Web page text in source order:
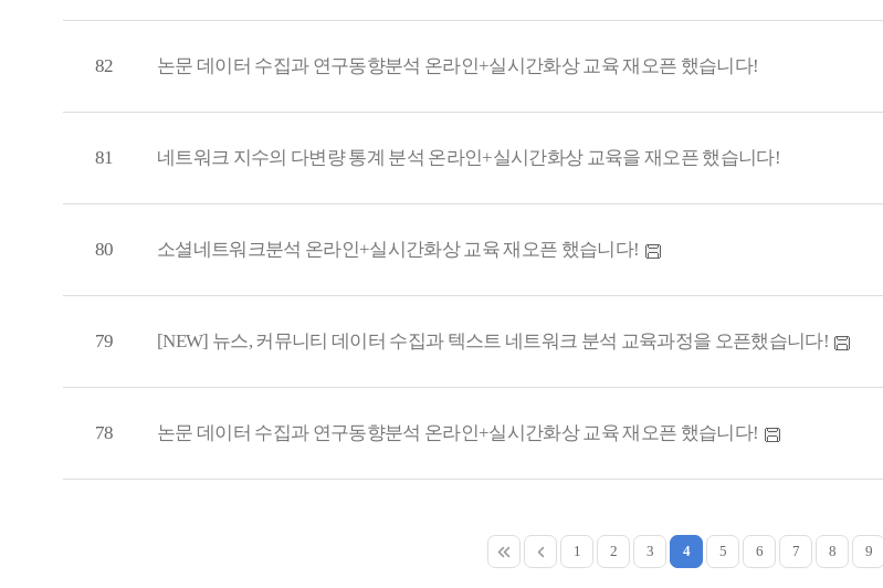
82 논문 데이터 수집과 연구동향분석 온라인+실시간화상 교육 재오픈 했습니다!
81 네트워크 지수의 다변량 통계 분석 온라인+실시간화상 교육을 재오픈 했습니다!
80 소셜네트워크분석 온라인+실시간화상 교육 재오픈 했습니다!
79 [NEW] 뉴스, 커뮤니티 데이터 수집과 텍스트 네트워크 분석 교육과정을 오픈했습니다!
78 논문 데이터 수집과 연구동향분석 온라인+실시간화상 교육 재오픈 했습니다!
1 2 3 4 5 6 7 8 9